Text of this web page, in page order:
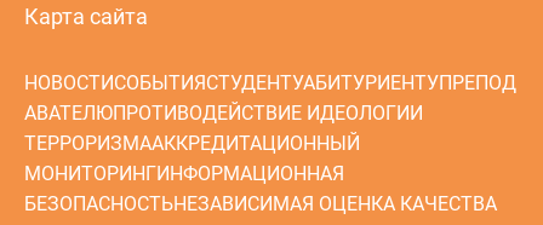
Назад в новости
Полезные ссылки